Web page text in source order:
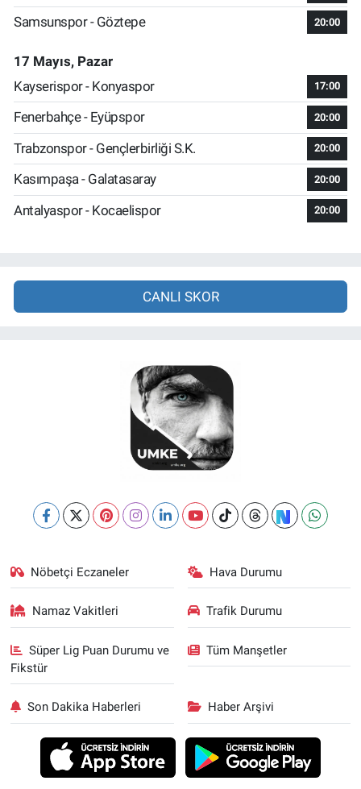
Samsunspor - Göztepe 20:00
17 Mayıs, Pazar
Kayserispor - Konyaspor
17:00
Fenerbahçe - Eyüpspor 20:00
Trabzonspor - Gençlerbirliği S.K. 20:00
Kasımpaşa - Galatasaray 20:00
Antalyaspor - Kocaelispor 20:00
CANLI SKOR
Nöbetçi Eczaneler Hava Durumu
Namaz Vakitleri Trafik Durumu
Süper Lig Puan Durumu ve
Fikstür
Tüm Manşetler
Son Dakika Haberleri Haber Arşivi